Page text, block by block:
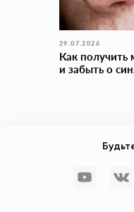
29.07.2026
Как получить
и забыть о